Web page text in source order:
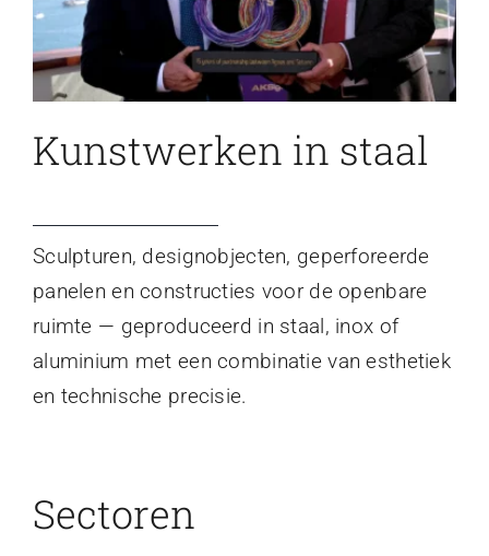
Kunstwerken in staal
Sculpturen, designobjecten, geperforeerde
panelen en constructies voor de openbare
ruimte — geproduceerd in staal, inox of
aluminium met een combinatie van esthetiek
en technische precisie.
Sectoren